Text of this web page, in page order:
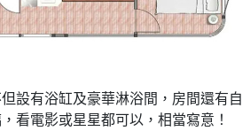
設有浴缸及豪華淋浴間，房間還有自
看電影或星星都可以，相當寫意！